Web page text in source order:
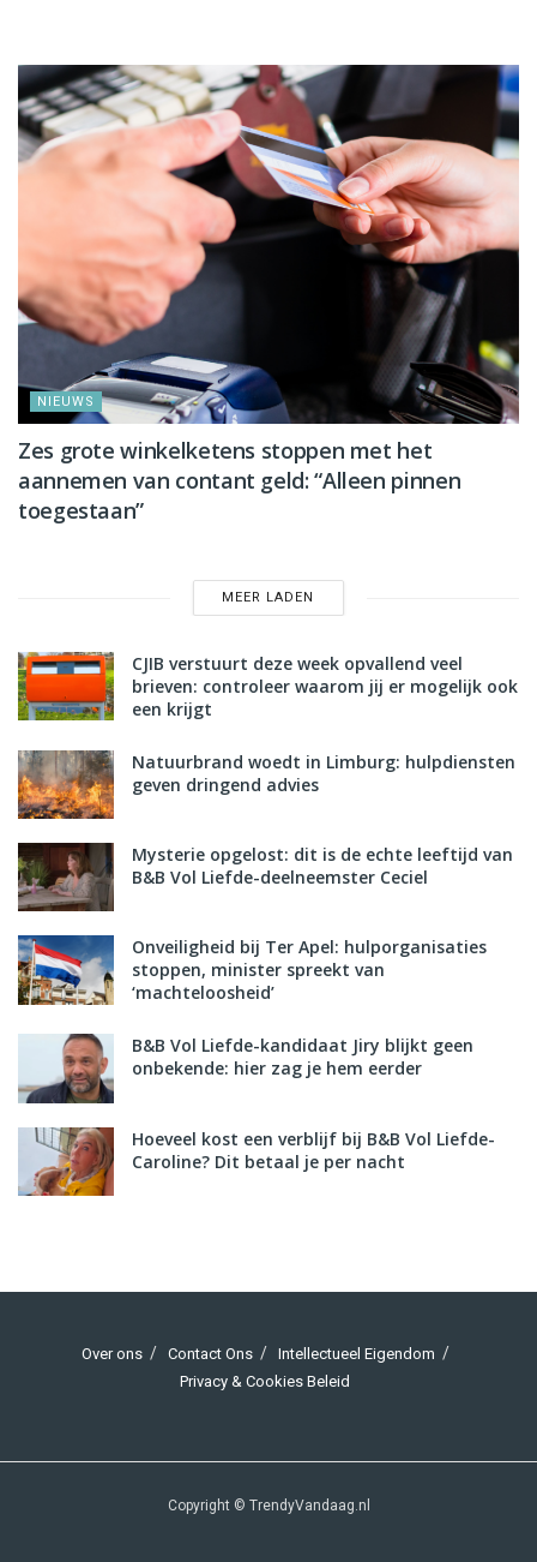
NIEUWS
Zes grote winkelketens stoppen met het
aannemen van contant geld: “Alleen pinnen
toegestaan”
MEER LADEN
CJIB verstuurt deze week opvallend veel
brieven: controleer waarom jij er mogelijk ook
een krijgt
Natuurbrand woedt in Limburg: hulpdiensten
geven dringend advies
Mysterie opgelost: dit is de echte leeftijd van
B&B Vol Liefde-deelneemster Ceciel
Onveiligheid bij Ter Apel: hulporganisaties
stoppen, minister spreekt van
‘machteloosheid’
B&B Vol Liefde-kandidaat Jiry blijkt geen
onbekende: hier zag je hem eerder
Hoeveel kost een verblijf bij B&B Vol Liefde-
Caroline? Dit betaal je per nacht
Over ons Contact Ons
Intellectueel Eigendom
Privacy & Cookies Beleid
Copyright © TrendyVandaag.nl